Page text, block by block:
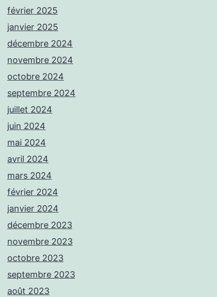
février 2025
janvier 2025
décembre 2024
novembre 2024
octobre 2024
septembre 2024
juillet 2024
juin 2024
mai 2024
avril 2024
mars 2024
février 2024
janvier 2024
décembre 2023
novembre 2023
octobre 2023
septembre 2023
août 2023